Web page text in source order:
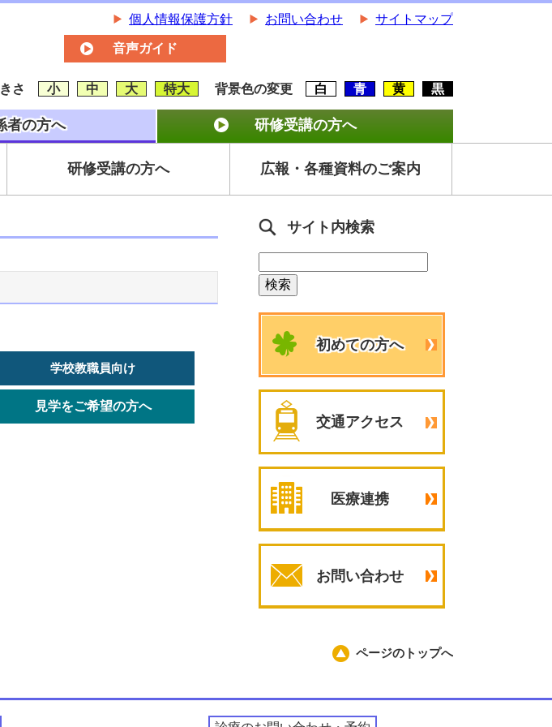
個人情報保護方針 お問い合わせ サイトマップ
音声ガイド
きさ 小 中 大 特大 背景色の変更 白 青 黄 黒
者の方へ 研修受講の方へ
研修受講の方へ 広報・各種資料のご案内
学校教職員向け
見学をご希望の方へ
サイト内検索
初めての方へ
交通アクセス
医療連携
お問い合わせ
ページのトップへ